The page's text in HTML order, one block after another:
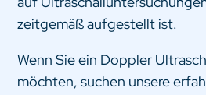
zeitgemäß aufgestellt ist.
Wenn Sie ein Doppler
möchten, suchen unsere